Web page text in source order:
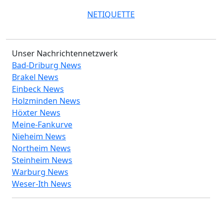
NETIQUETTE
Unser Nachrichtennetzwerk
Bad-Driburg News
Brakel News
Einbeck News
Holzminden News
Höxter News
Meine-Fankurve
Nieheim News
Northeim News
Steinheim News
Warburg News
Weser-Ith News